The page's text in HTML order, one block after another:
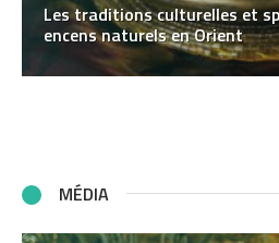
Les traditions culturelles et
encens naturels en Orient
MÉDIA